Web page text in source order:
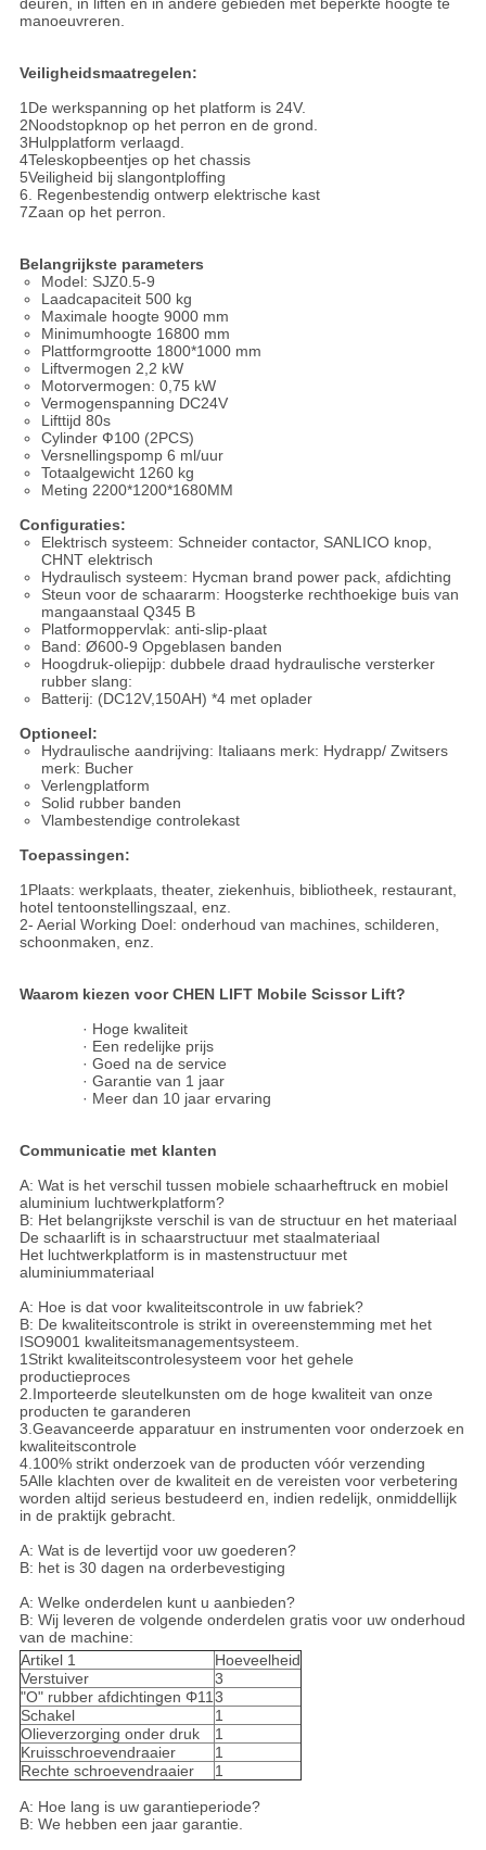
deuren, in liften en in andere gebieden met beperkte hoogte te
manoeuvreren.
Veiligheidsmaatregelen:
1De werkspanning op het platform is 24V.
2Noodstopknop op het perron en de grond.
3Hulpplatform verlaagd.
4Teleskopbeentjes op het chassis
5Veiligheid bij slangontploffing
6. Regenbestendig ontwerp elektrische kast
7Zaan op het perron.
Belangrijkste parameters
Model: SJZ0.5-9
Laadcapaciteit 500 kg
Maximale hoogte 9000 mm
Minimumhoogte 16800 mm
Plattformgrootte 1800*1000 mm
Liftvermogen 2,2 kW
Motorvermogen: 0,75 kW
Vermogenspanning DC24V
Lifttijd 80s
Cylinder Ф100 (2PCS)
Versnellingspomp 6 ml/uur
Totaalgewicht 1260 kg
Meting 2200*1200*1680MM
Configuraties:
Elektrisch systeem: Schneider contactor, SANLICO knop,
CHNT elektrisch
Hydraulisch systeem: Hycman brand power pack, afdichting
Steun voor de schaararm: Hoogsterke rechthoekige buis van
mangaanstaal Q345 B
Platformoppervlak: anti-slip-plaat
Band: Ø600-9 Opgeblasen banden
Hoogdruk-oliepijp: dubbele draad hydraulische versterker
rubber slang:
Batterij: (DC12V,150AH) *4 met oplader
Optioneel:
Hydraulische aandrijving: Italiaans merk: Hydrapp/ Zwitsers
merk: Bucher
Verlengplatform
Solid rubber banden
Vlambestendige controlekast
Toepassingen:
1Plaats: werkplaats, theater, ziekenhuis, bibliotheek, restaurant,
hotel tentoonstellingszaal, enz.
2- Aerial Working Doel: onderhoud van machines, schilderen,
schoonmaken, enz.
Waarom kiezen voor CHEN LIFT Mobile Scissor Lift?
· Hoge kwaliteit
· Een redelijke prijs
· Goed na de service
· Garantie van 1 jaar
· Meer dan 10 jaar ervaring
Communicatie met klanten
A: Wat is het verschil tussen mobiele schaarheftruck en mobiel
aluminium luchtwerkplatform?
B: Het belangrijkste verschil is van de structuur en het materiaal
De schaarlift is in schaarstructuur met staalmateriaal
Het luchtwerkplatform is in mastenstructuur met
aluminiummateriaal
A: Hoe is dat voor kwaliteitscontrole in uw fabriek?
B: De kwaliteitscontrole is strikt in overeenstemming met het
ISO9001 kwaliteitsmanagementsysteem.
1Strikt kwaliteitscontrolesysteem voor het gehele
productieproces
2.Importeerde sleutelkunsten om de hoge kwaliteit van onze
producten te garanderen
3.Geavanceerde apparatuur en instrumenten voor onderzoek en
kwaliteitscontrole
4.100% strikt onderzoek van de producten vóór verzending
5Alle klachten over de kwaliteit en de vereisten voor verbetering
worden altijd serieus bestudeerd en, indien redelijk, onmiddellijk
in de praktijk gebracht.
A: Wat is de levertijd voor uw goederen?
B: het is 30 dagen na orderbevestiging
A: Welke onderdelen kunt u aanbieden?
B: Wij leveren de volgende onderdelen gratis voor uw onderhoud
van de machine:
Artikel 1
Hoeveelheid
Verstuiver
3
"O" rubber afdichtingen Φ113
Schakel
1
Olieverzorging onder druk
1
Kruisschroevendraaier
1
Rechte schroevendraaier
1
A: Hoe lang is uw garantieperiode?
B: We hebben een jaar garantie.